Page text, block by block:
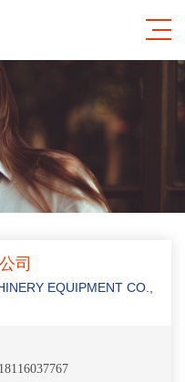
司
EQUIPMENT CO.,